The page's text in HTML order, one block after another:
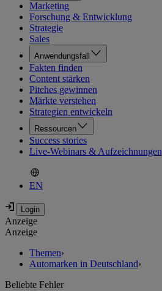
Marketing
Forschung & Entwicklung
Strategie
Sales
Anwendungsfall
Fakten finden
Content stärken
Pitches gewinnen
Märkte verstehen
Strategien entwickeln
Ressourcen
Success stories
Live-Webinars & Aufzeichnungen
EN
Anzeige
Anzeige
Themen›
Automarken in Deutschland›
Beliebte Fehler